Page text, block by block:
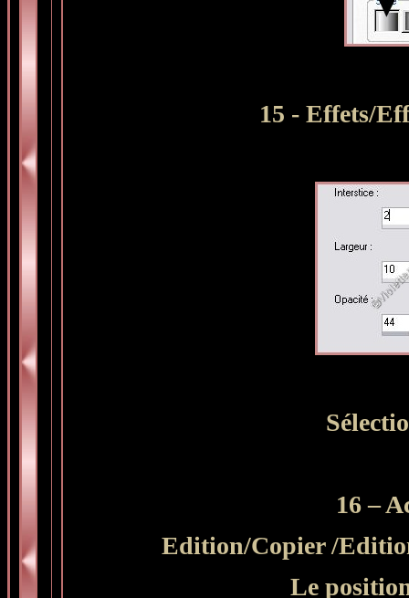
15 - Effets/
16 –
Edition/Copier /
Le